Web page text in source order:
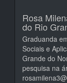
Rosa
do Rio
Graduanda
Sociais e
Grande do
pesquisa na